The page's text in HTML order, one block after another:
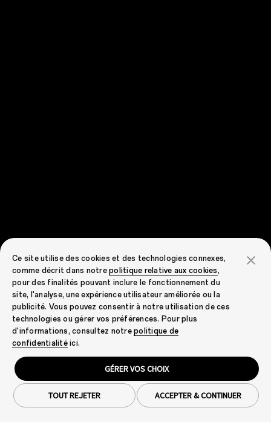
Ce site utilise des cookies et des technologies connexes,
comme décrit dans notre politique relative aux cookies,
pour des finalités pouvant inclure le fonctionnement du
site, l'analyse, une expérience utilisateur améliorée ou la
publicité. Vous pouvez consentir à notre utilisation de ces
technologies ou gérer vos préférences. Pour plus
d'informations, consultez notre politique de
confidentialitéici.
GÉRER VOS CHOIX
ACCEPTER & CONTINUER
TOUT REJETER